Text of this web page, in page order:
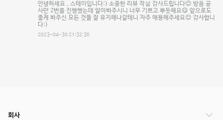
안녕하세요 , 스테이입니다:) 소중한 리뷰 작섵 감사드립니다😊 방음 공
사만 2번을 진행했는데 알아봐주시니 너무 기쁘고 뿌듯해요😋 앞으로도
좋게 봐주신 모든 것들 잘 유지해나갈테니 자주 애용해주세요😊 감사합니
다:)
2023-04-30 21:32:30
회사